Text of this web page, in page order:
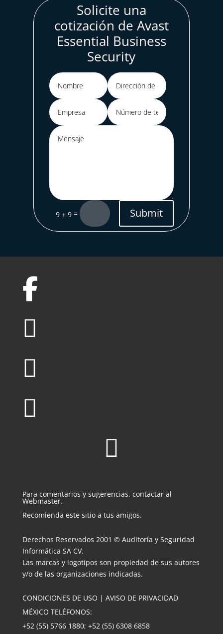
Solicite una
cotización de Avast
Essential Business
Security
9 + 9= Submit





Para comentarios y sugerencias, contactar al
Webmaster.
Recomienda este sitio a tus amigos.
Derechos Reservados 2001 © Auditoría y Seguridad
Informática SA CV.
Las marcas y logotipos son propiedad de sus autores
y/o de las organizaciones indicadas.
CONDICIONES DE USO | AVISO DE PRIVACIDAD
MÉXICO TELÉFONOS:
+52 (55) 5766 1880; +52 (55) 6308 6858